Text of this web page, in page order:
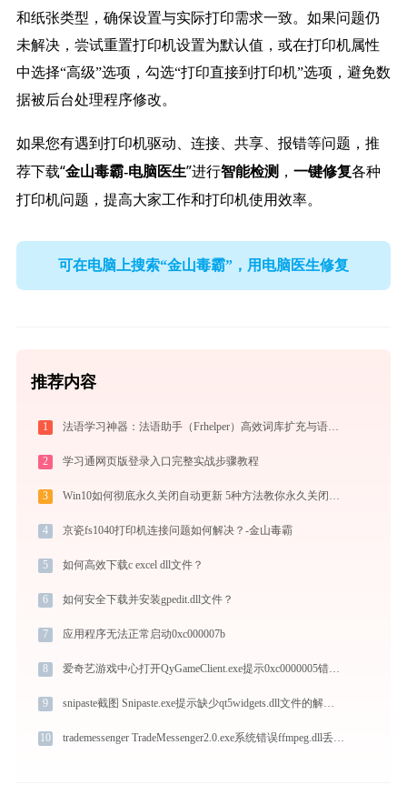
和纸张类型，确保设置与实际打印需求一致。如果问题仍
未解决，尝试重置打印机设置为默认值，或在打印机属性
中选择“高级”选项，勾选“打印直接到打印机”选项，避免数
据被后台处理程序修改。
如果您有遇到打印机驱动、连接、共享、报错等问题，推
荐下载“金山毒霸-电脑医生”进行智能检测， 一键修复各种
打印机问题，提高大家工作和打印机使用效率。
可在电脑上搜索“金山毒霸”，用电脑医生修复
推荐内容
1 法语学习神器：法语助手（Frhelper）高效词库扩充与语法攻克秘籍：frhelper.ijinshan.com 安全绿色指南
2 学习通网页版登录入口完整实战步骤教程
3 Win10如何彻底永久关闭自动更新 5种方法教你永久关闭win10自动更新
4 京瓷fs1040打印机连接问题如何解决？-金山毒霸
5 如何高效下载c excel dll文件？
6 如何安全下载并安装gpedit.dll文件？
7 应用程序无法正常启动0xc000007b
8 爱奇艺游戏中心打开QyGameClient.exe提示0xc0000005错误码怎么办
9 snipaste截图 Snipaste.exe提示缺少qt5widgets.dll文件的解决办法
10 trademessenger TradeMessenger2.0.exe系统错误ffmpeg.dll丢失如何解决